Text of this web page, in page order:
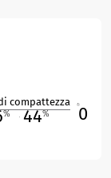
compattezza
% 44% 0